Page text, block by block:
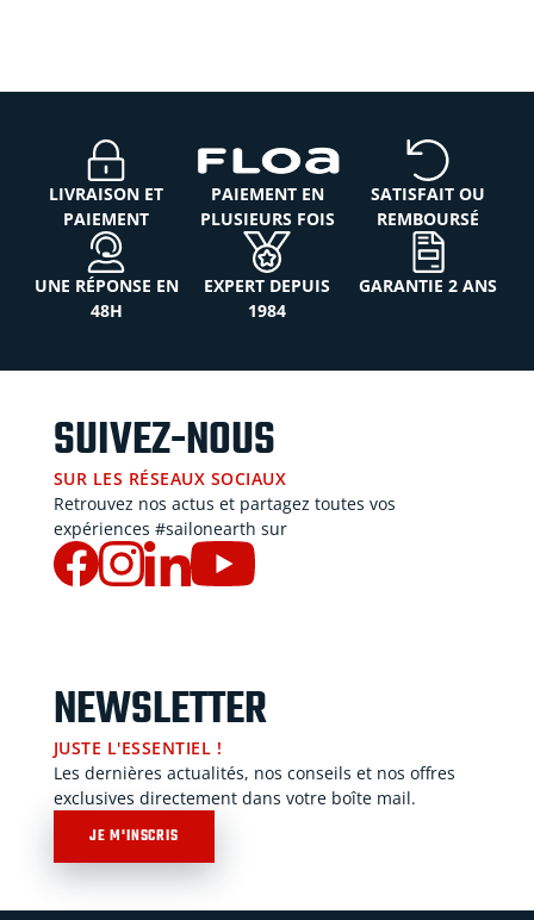
LIVRAISON ET
PAIEMENT
PAIEMENT EN
PLUSIEURS FOIS
SATISFAIT OU
REMBOURSÉ
UNE RÉPONSE EN
48H
EXPERT DEPUIS
1984
GARANTIE 2 ANS
SUIVEZ-NOUS
SUR LES RÉSEAUX SOCIAUX
Retrouvez nos actus et partagez toutes vos
expériences #sailonearth sur
NEWSLETTER
JUSTE L'ESSENTIEL !
Les dernières actualités, nos conseils et nos offres
exclusives directement dans votre boîte mail.
JE M'INSCRIS